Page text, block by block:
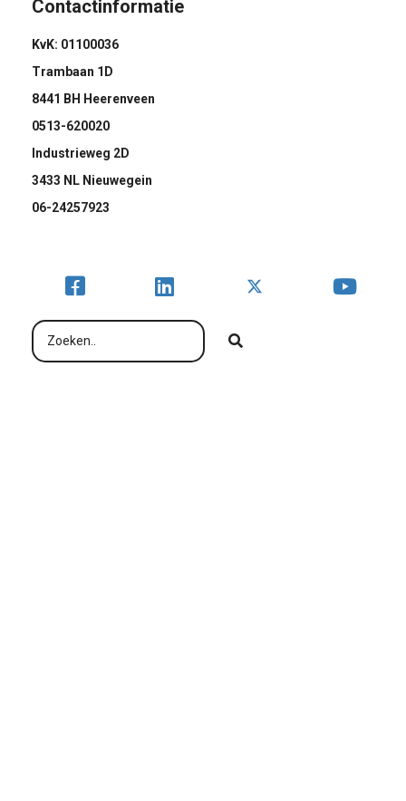
Contactinformatie
KvK: 01100036
Trambaan 1D
8441 BH Heerenveen
0513-620020
Industrieweg 2D
3433 NL Nieuwegein
06-24257923